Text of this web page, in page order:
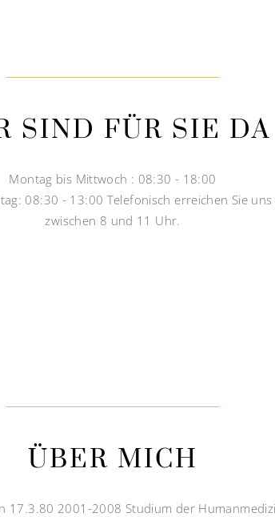
SIND FÜR SIE DA
Montag bis Mittwoch : 08:30 - 18:00
08:30 - 13:00 Telefonisch erreichen Sie
zwischen 8 und 11 Uhr.
ÜBER MICH
17.3.80 2001-2008 Studium der